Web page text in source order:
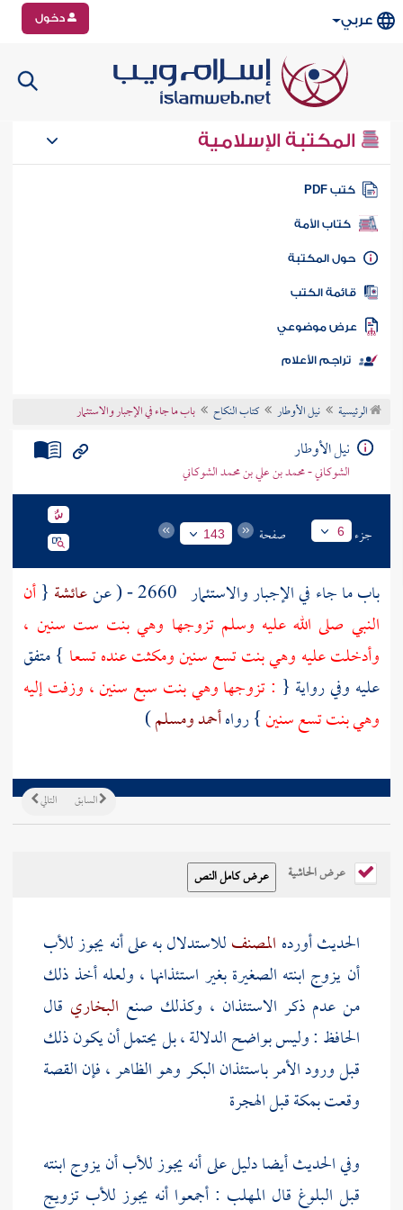
عربي دخول
المكتبة الإسلامية
كتب PDF
كتاب الأمة
المكتبة
الكتب
موضوعي
تراجم الأعلام
الرئيسية نيل الأوطار كتاب النكاح باب ما جاء في الإجبار والاستئمار
نيل الأوطار
الشوكاني - محمد بن علي بن محمد الشوكاني
جزء 6 صفحة 143
باب ما جاء في الإجبار والاستئمار عائشة {أن
النبي صلى الله عليه وسلم تزوجها وهي بنت ست سنين ،
وأدخلت عليه وهي بنت تسع سنين ومكثت عنده تسعا } متفق
عليه وفي رواية { : تزوجها وهي بنت سبع سنين ، وزفت إليه
وهي بنت تسع سنين} رواهأحمدومسلم)
التالي السابق
عرض الحاشية
الحديث أورده المصنفللاستدلال به على أنه يجوز للأب
أن يزوج ابنته الصغيرة بغير استئذانها ، ولعله أخذ ذلك
من عدم ذكر الاستئذان ، وكذلك صنع البخاري قال
الحافظ : وليس بواضح الدلالة ، بل يحتمل أن يكون ذلك
قبل ورود الأمر باستئذان البكر وهو الظاهر ، فإن القصة
وقعتبمكةقبل الهجرة
وفي الحديث أيضا دليل على أنه يجوز للأب أن يزوج ابنته
قبل البلوغ قال المهلب : أجمعوا أنه يجوز للأب تزويج